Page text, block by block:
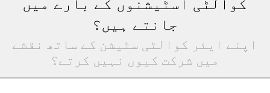
جانتے ہیں؟
اپنے ایئر کوالٹی سٹیشن کے ساتھ نقشے
میں شرکت کیوں نہیں کرتے؟